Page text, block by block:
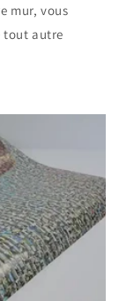
mur, vous
tout autre